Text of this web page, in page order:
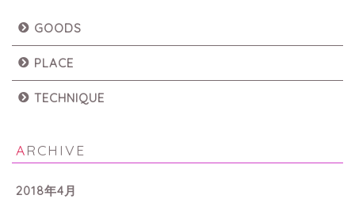
GOODS
PLACE
TECHNIQUE
ARCHIVE
2018年4月